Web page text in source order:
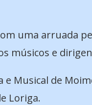
uma arruada
músicos e
e Musical de
Loriga.